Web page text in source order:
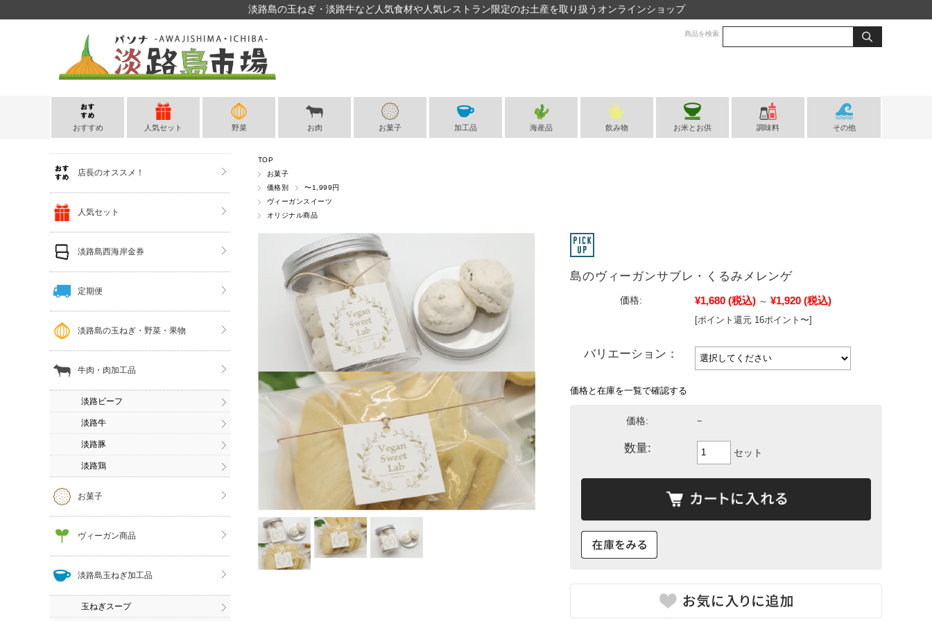
淡路島の玉ねぎ・淡路牛など人気食材や人気レストラン限定のお土産を取り扱うオンラインショップ
商品を検索
おすすめ 人気セット 野菜 お肉 お菓子 加工品 海産品 飲み物 お米とお供 調味料 その他
TOP
お菓子
価格別
〜1,999円
ヴィーガンスイーツ
オリジナル商品
島のヴィーガンサブレ・くるみメレンゲ
価格: ¥1,680 (税込) ～ ¥1,920 (税込)
[ポイント還元 16ポイント〜]
バリエーション：
価格と在庫を一覧で確認する
価格: −
数量: セット
店長のオススメ！
人気セット
淡路島西海岸金券
定期便
淡路島の玉ねぎ・野菜・果物
牛肉・肉加工品
淡路ビーフ
淡路牛
淡路豚
淡路鶏
お菓子
ヴィーガン商品
淡路島玉ねぎ加工品
玉ねぎスープ